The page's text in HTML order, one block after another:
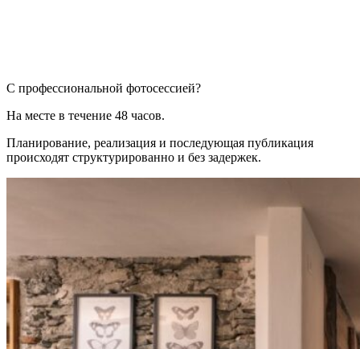
С профессиональной фотосессией?
На месте в течение 48 часов.
Планирование, реализация и последующая публикация
происходят структурированно и без задержек.